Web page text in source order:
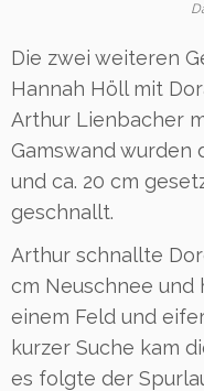
Die zwei weiteren
Hannah Höll mit
Arthur Lienbacher
Gamswand wurden
und ca. 20 cm
geschnallt.
Arthur schnallte
cm Neuschnee
einem Feld und
kurzer Suche kam
es folgte der